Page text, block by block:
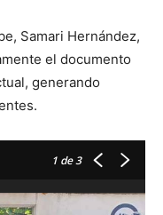
Samari Hernández,
el documento
generando
1 de 3